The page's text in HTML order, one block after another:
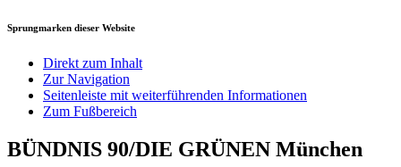
Sprungmarken dieser Website
Direkt zum Inhalt
Zur Navigation
Seitenleiste mit weiterführenden Informationen
Zum Fußbereich
BÜNDNIS 90/DIE GRÜNEN München